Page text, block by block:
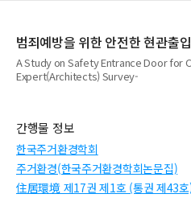
범죄예방을 위한 안전한 현관출
A Study on Safety Entrance Door for
Expert(Architects) Survey-
간행물 정보
한국주거환경학회
주거환경(한국주거환경학회논문집)
住居環境 제17권 제1호 (통권 제43